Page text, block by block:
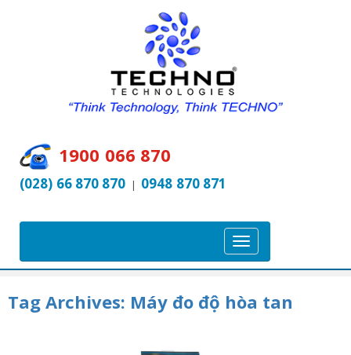
1900 066 870
(028) 66 870 870 | 0948 870 871
T
o
g
Tag Archives: Máy đo độ hòa tan